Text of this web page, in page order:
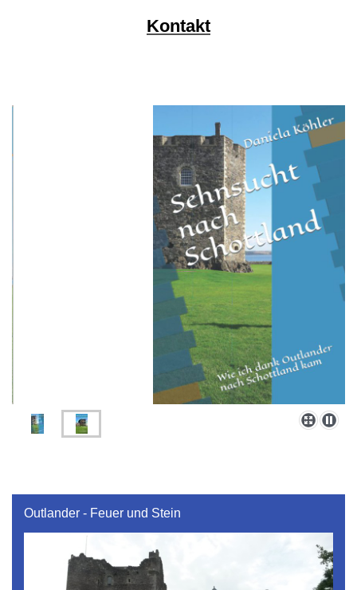
Kontakt
Outlander - Feuer und Stein